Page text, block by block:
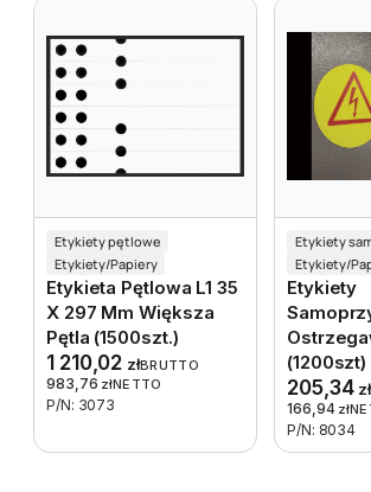
Etykiety pętlowe
Etykiety/Papiery
Etykieta Pętlowa L1 35
X 297 Mm Większa
Pętla (1500szt.)
1 210,02 złBRUTTO
983,76 złNETTO
P/N: 3073
Etykiety
Etykiety/
Etykiety
(1200szt)
205,34 zł
166,94 zł
P/N: 8034